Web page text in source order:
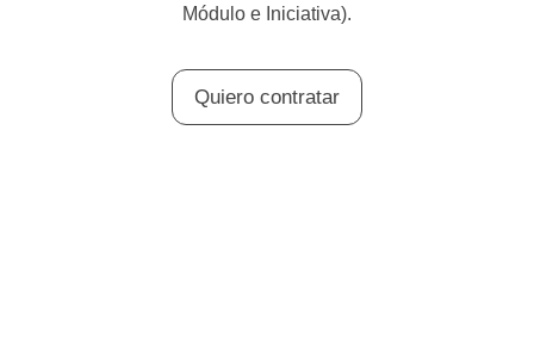
Módulo e Iniciativa).
Quiero contratar